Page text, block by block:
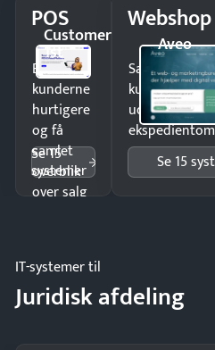
POS
Customer
1st
Ekspedér
kunderne
hurtigere
og få
samlet
overblik
over salg
Se 15
systemer
Webshop
Aveo
Sælg
kunder i hele
uden
Se 15
IT-systemer til
Juridisk afdeling